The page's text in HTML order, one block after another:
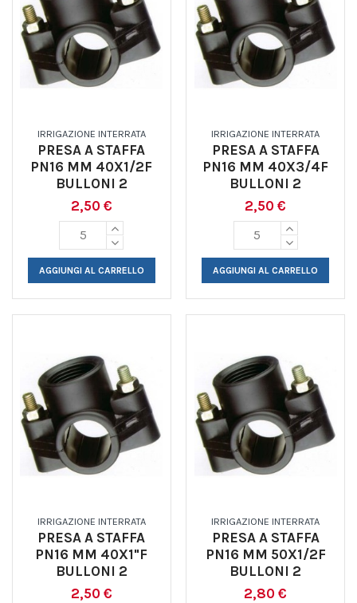
IRRIGAZIONE INTERRATA
PRESA A STAFFA
PN16 MM 40X1/2F
BULLONI 2
2,50 €
AGGIUNGI AL CARRELLO
IRRIGAZIONE INTERRATA
PRESA A STAFFA
PN16 MM 40X3/4F
BULLONI 2
2,50 €
AGGIUNGI AL CARRELLO
IRRIGAZIONE INTERRATA
PRESA A STAFFA
PN16 MM 40X1"F
BULLONI 2
2,50 €
IRRIGAZIONE INTERRATA
PRESA A STAFFA
PN16 MM 50X1/2F
BULLONI 2
2,80 €